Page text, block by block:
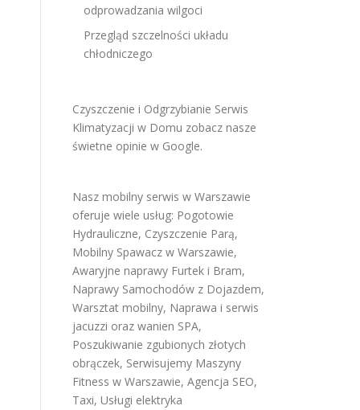
odprowadzania wilgoci
Przegląd szczelności układu
chłodniczego
Czyszczenie i Odgrzybianie Serwis
Klimatyzacji w Domu zobacz nasze
świetne opinie w Google.
Nasz mobilny serwis w Warszawie
oferuje wiele usług: Pogotowie
Hydrauliczne, Czyszczenie Parą,
Mobilny Spawacz w Warszawie,
Awaryjne naprawy Furtek i Bram,
Naprawy Samochodów z Dojazdem,
Warsztat mobilny, Naprawa i serwis
jacuzzi oraz wanien SPA,
Poszukiwanie zgubionych złotych
obrączek, Serwisujemy Maszyny
Fitness w Warszawie, Agencja SEO,
Taxi, Usługi elektryka